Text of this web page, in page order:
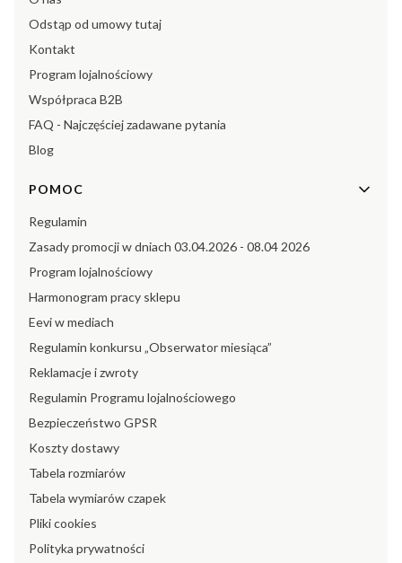
Odstąp od umowy tutaj
Kontakt
Program lojalnościowy
Współpraca B2B
FAQ - Najczęściej zadawane pytania
Blog
POMOC
Regulamin
Zasady promocji w dniach 03.04.2026 - 08.04 2026
Program lojalnościowy
Harmonogram pracy sklepu
Eevi w mediach
Regulamin konkursu „Obserwator miesiąca”
Reklamacje i zwroty
Regulamin Programu lojalnościowego
Bezpieczeństwo GPSR
Koszty dostawy
Tabela rozmiarów
Tabela wymiarów czapek
Pliki cookies
Polityka prywatności